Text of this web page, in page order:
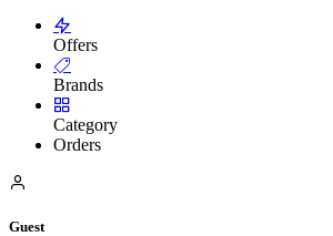
Offers
Brands
Category
Orders
Guest